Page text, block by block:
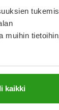
muihin
kaikki
pidät
Lisää tuote